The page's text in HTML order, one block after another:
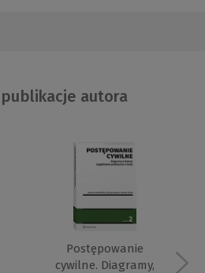
autora
Postępowanie
cywilne. Diagramy,